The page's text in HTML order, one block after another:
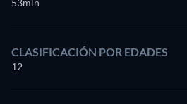
53min
CLASIFICACIÓN POR EDADES
12